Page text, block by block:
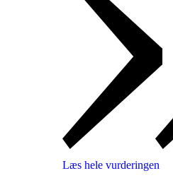
Læs hele vurderingen